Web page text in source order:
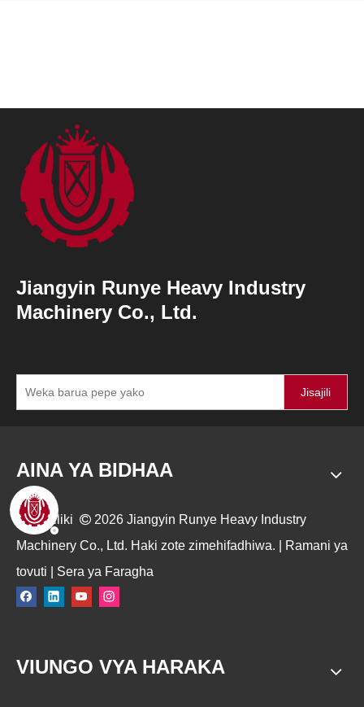
Jiangyin Runye Heavy Industry
Machinery Co., Ltd.
Jisajili
AINA YA BIDHAA
Hakimiliki  2026 Jiangyin Runye Heavy Industry
Machinery Co., Ltd. Haki zote zimehifadhiwa. |
Ramani ya
tovuti
Sera ya Faragha
VIUNGO VYA HARAKA